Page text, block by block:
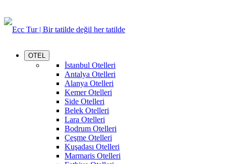
OTEL
İstanbul Otelleri
Antalya Otelleri
Alanya Otelleri
Kemer Otelleri
Side Otelleri
Belek Otelleri
Lara Otelleri
Bodrum Otelleri
Çeşme Otelleri
Kuşadası Otelleri
Marmaris Otelleri